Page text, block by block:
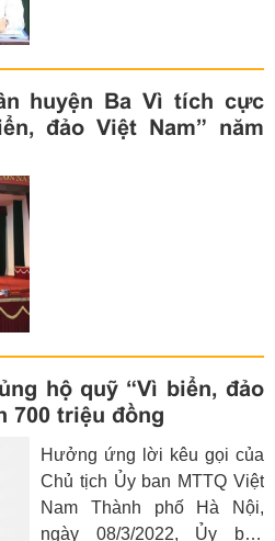
làm Trưởng đoàn có buổi
làm việc với Ủy ban MTTQ
Việt Nam huyện Phúc Thọ
về công tác vận động, quản
huyện Ba Vì tích cực
đảo Việt Nam” năm
hộ quỹ “Vì biển, đảo
700 triệu đồng
Hưởng ứng lời kêu gọi của
Chủ tịch Ủy ban MTTQ Việt
Nam Thành phố Hà Nội,
ngày 08/3/2022, Ủy ban